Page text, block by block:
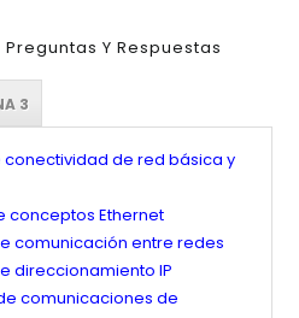
Preguntas Y Respuestas
3
conectividad de red básica y
conceptos Ethernet
comunicación entre redes
direccionamiento IP
comunicaciones de